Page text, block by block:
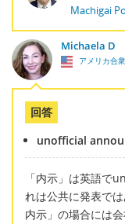
Machigai
Michaela D
アメリカ合
回答
unofficial
「内示」は英語で
れは公共に発表で
内示」の場合には